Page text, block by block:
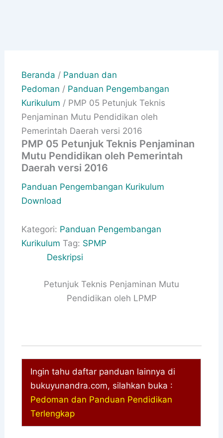
Beranda / Panduan dan
Pedoman / Panduan Pengembangan
Kurikulum / PMP 05 Petunjuk Teknis
Penjaminan Mutu Pendidikan oleh
Pemerintah Daerah versi 2016
PMP 05 Petunjuk Teknis Penjaminan
Mutu Pendidikan oleh Pemerintah
Daerah versi 2016
Panduan Pengembangan Kurikulum
Download
Kategori: Panduan Pengembangan
Kurikulum Tag: SPMP
Deskripsi
Petunjuk Teknis Penjaminan Mutu
Pendidikan oleh LPMP
Ingin tahu daftar panduan lainnya di
bukuyunandra.com, silahkan buka :
Pedoman dan Panduan Pendidikan
Terlengkap